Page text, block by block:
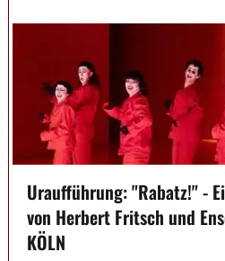
Uraufführung: "Rabatz!" -
von Herbert Fritsch und
KÖLN